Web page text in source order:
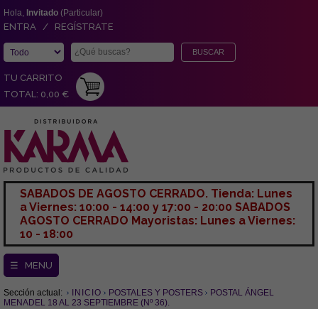
Hola, Invitado (Particular)
ENTRA / REGÍSTRATE
TU CARRITO
TOTAL: 0,00 €
SABADOS DE AGOSTO CERRADO. Tienda: Lunes
a Viernes: 10:00 - 14:00 y 17:00 - 20:00 SABADOS
AGOSTO CERRADO Mayoristas: Lunes a Viernes:
10 - 18:00
☰ MENU
Sección actual: INICIO POSTALES Y POSTERS
POSTAL ÁNGEL
MENADEL 18 AL 23 SEPTIEMBRE (Nº 36).